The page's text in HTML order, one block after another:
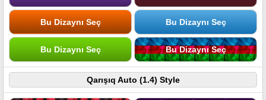
Bu Dizaynı Seç Bu Dizaynı Seç
Bu Dizaynı Seç Bu Dizaynı Seç
Qarışıq Auto (1.4) Style